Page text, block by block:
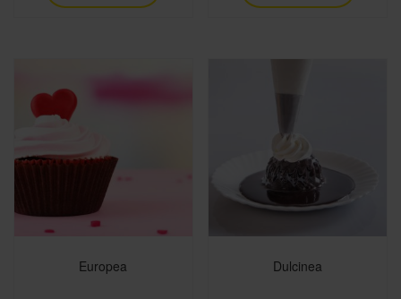
Europea Dulcinea